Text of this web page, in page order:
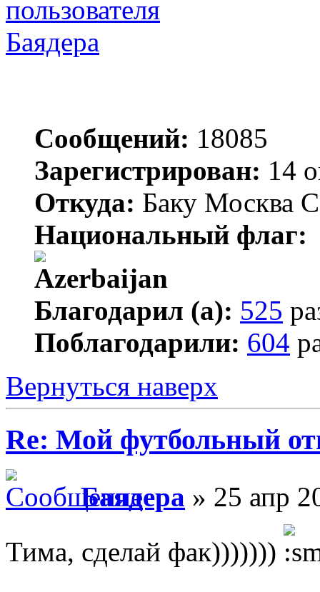
Баядера
Сообщений: 18085
Зарегистрирован: 14
Откуда: Баку Москва
Национальный флаг:
Благодарил (а): 525
Поблагодарили: 604
Вернуться наверх
Re: Мой футбольный
Баядера » 25 апр
Тима, сделай фак)))))))